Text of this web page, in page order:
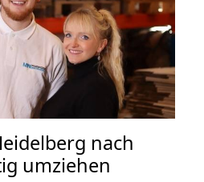
nach
umziehen